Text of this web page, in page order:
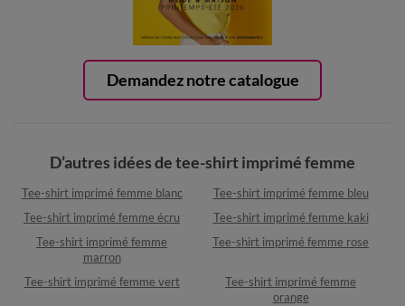
Demandez notre catalogue
D’autres idées de tee-shirt imprimé femme
Tee-shirt imprimé femme blanc
Tee-shirt imprimé femme bleu
Tee-shirt imprimé femme écru
Tee-shirt imprimé femme kaki
Tee-shirt imprimé femme
marron
Tee-shirt imprimé femme rose
Tee-shirt imprimé femme vert
Tee-shirt imprimé femme
orange